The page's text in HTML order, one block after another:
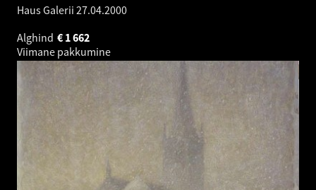
Haus Galerii 27.04.2000
Alghind
1 662
€
Viimane pakkumine